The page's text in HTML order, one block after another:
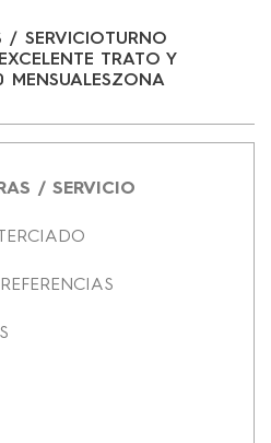
/ SERVICIOTURNO
TRATO Y
MENSUALESZONA
/ SERVICIO